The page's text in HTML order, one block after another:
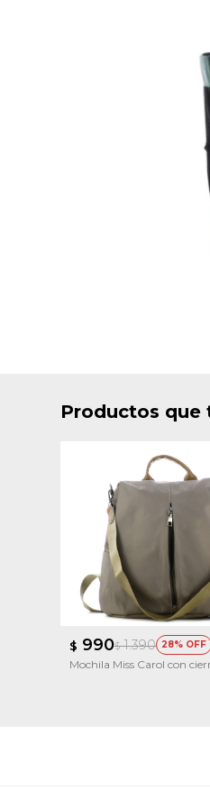
Productos que
$ 990$ 1.390 28
Mochila Miss Carol con